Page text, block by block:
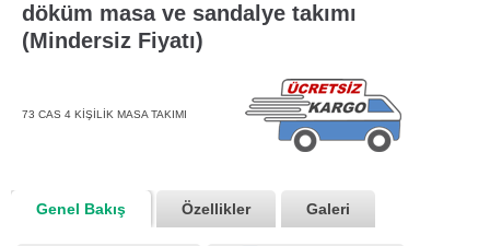
döküm masa ve sandalye takımı
(Mindersiz Fiyatı)
73 CAS 4 KİŞİLİK MASA TAKIMI
Genel Bakış Özellikler Galeri